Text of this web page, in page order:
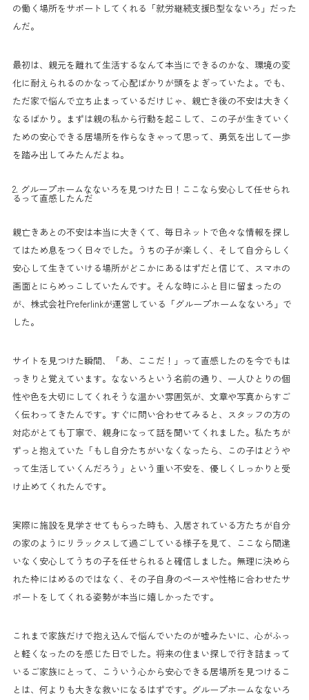
の働く場所をサポートしてくれる「就労継続支援B型なないろ」だった
んだ。
最初は、親元を離れて生活するなんて本当にできるのかな、環境の変
化に耐えられるのかなって心配ばかりが頭をよぎっていたよ。でも、
ただ家で悩んで立ち止まっているだけじゃ、親亡き後の不安は大きく
なるばかり。まずは親の私から行動を起こして、この子が生きていく
ための安心できる居場所を作らなきゃって思って、勇気を出して一歩
を踏み出してみたんだよね。
2. グループホームなないろを見つけた日！ここなら安心して任せられ
るって直感したんだ
親亡きあとの不安は本当に大きくて、毎日ネットで色々な情報を探し
てはため息をつく日々でした。うちの子が楽しく、そして自分らしく
安心して生きていける場所がどこかにあるはずだと信じて、スマホの
画面とにらめっこしていたんです。そんな時にふと目に留まったの
が、株式会社Preferlinkが運営している「グループホームなないろ」で
した。
サイトを見つけた瞬間、「あ、ここだ！」って直感したのを今でもは
っきりと覚えています。なないろという名前の通り、一人ひとりの個
性や色を大切にしてくれそうな温かい雰囲気が、文章や写真からすご
く伝わってきたんです。すぐに問い合わせてみると、スタッフの方の
対応がとても丁寧で、親身になって話を聞いてくれました。私たちが
ずっと抱えていた「もし自分たちがいなくなったら、この子はどうや
って生活していくんだろう」という重い不安を、優しくしっかりと受
け止めてくれたんです。
実際に施設を見学させてもらった時も、入居されている方たちが自分
の家のようにリラックスして過ごしている様子を見て、ここなら間違
いなく安心してうちの子を任せられると確信しました。無理に決めら
れた枠にはめるのではなく、その子自身のペースや性格に合わせたサ
ポートをしてくれる姿勢が本当に嬉しかったです。
これまで家族だけで抱え込んで悩んでいたのが嘘みたいに、心がふっ
と軽くなったのを感じた日でした。将来の住まい探しで行き詰まって
いるご家族にとって、こういう心から安心できる居場所を見つけるこ
とは、何よりも大きな救いになるはずです。グループホームなないろ